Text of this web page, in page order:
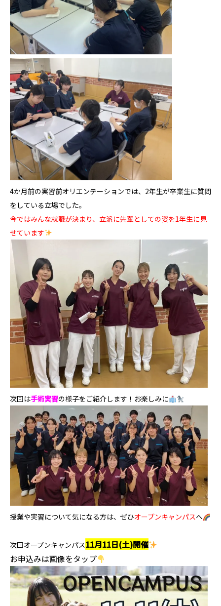
4か月前の実習前オリエンテーションでは、2年生が卒業生に質問
をしている立場でした。
今ではみんな就職が決まり、立派に先輩としての姿を1年生に見
せています
次回は手術実習の様子をご紹介します！お楽しみに
授業や実習について気になる方は、ぜひオープンキャンパスへ
次回オープンキャンパス11月11日(土)開催
お申込みは画像をタップ